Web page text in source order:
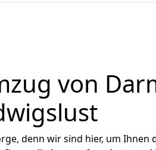
von
denn wir sind hier, um Ihnen